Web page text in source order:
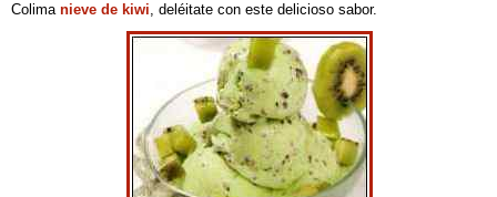
Colima nieve de kiwi, deléitate con este delicioso sabor.